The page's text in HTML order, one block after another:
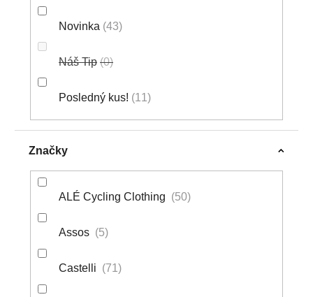
Novinka 43
Náš Tip 0
Posledný kus! 11
Značky
ALÉ Cycling Clothing 50
Assos 5
Castelli 71